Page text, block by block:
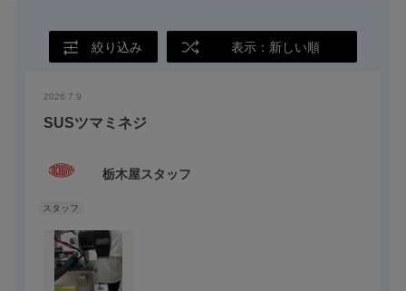
絞り込み 表示：新しい順
2026.7.9
SUSツマミネジ
栃木屋スタッフ